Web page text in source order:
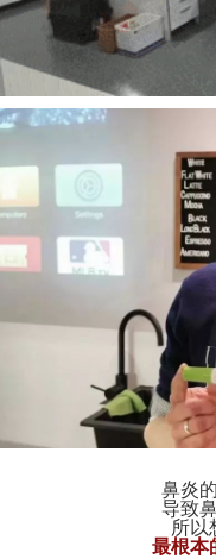
鼻炎
导致
所以
最根本